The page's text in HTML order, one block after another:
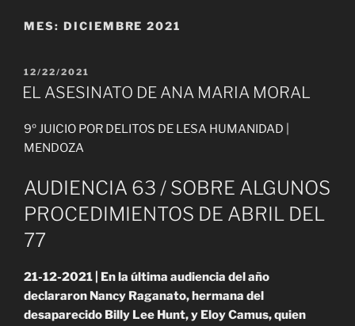
MES: DICIEMBRE 2021
PUBLICADO
EL
12/22/2021
EL ASESINATO DE ANA MARIA MORAL
9º JUICIO POR DELITOS DE LESA HUMANIDAD |
MENDOZA
AUDIENCIA 63 / SOBRE ALGUNOS
PROCEDIMIENTOS DE ABRIL DEL
77
21-12-2021 | En la última audiencia del año
declararon Nancy Raganato, hermana del
desaparecido Billy Lee Hunt, y Eloy Camus, quien